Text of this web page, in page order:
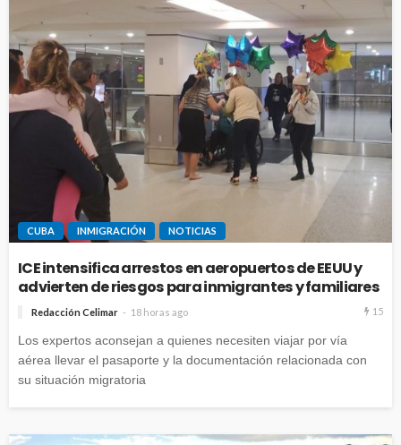
CUBA INMIGRACIÓN NOTICIAS
ICE intensifica arrestos en aeropuertos de EEUU y
advierten de riesgos para inmigrantes y familiares
Redacción Celimar 18 horas ago 15
Los expertos aconsejan a quienes necesiten viajar por vía
aérea llevar el pasaporte y la documentación relacionada con
su situación migratoria